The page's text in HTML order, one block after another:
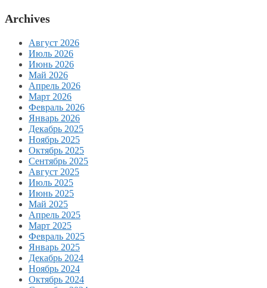
Archives
Август 2026
Июль 2026
Июнь 2026
Май 2026
Апрель 2026
Март 2026
Февраль 2026
Январь 2026
Декабрь 2025
Ноябрь 2025
Октябрь 2025
Сентябрь 2025
Август 2025
Июль 2025
Июнь 2025
Май 2025
Апрель 2025
Март 2025
Февраль 2025
Январь 2025
Декабрь 2024
Ноябрь 2024
Октябрь 2024